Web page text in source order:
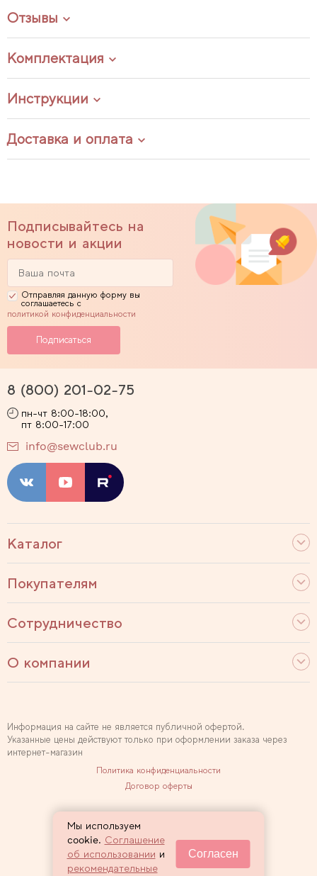
Отзывы
Комплектация
Инструкции
Доставка и оплата
Подписывайтесь на
новости и акции
Отправляя данную форму вы
соглашаетесь с
политикой конфиденциальности
Каталог
Покупателям
Сотрудничество
О компании
8 (800) 201-02-75
пн-чт 8:00-18:00,
пт 8:00-17:00
info@sewclub.ru
2007 — 2026 Sewclub
Информация на сайте не является публичной офертой.
Указанные цены действуют только при оформлении заказа через
интернет-магазин
Политика конфиденциальности
Договор оферты
Мы используем
cookie. Соглашение
об использовании и
рекомендательные
Согласен